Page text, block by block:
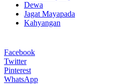
Dewa
Jagat Mayapada
Kahyangan
Facebook
Twitter
Pinterest
WhatsApp